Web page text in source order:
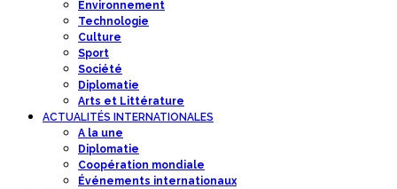
Environnement
Technologie
Culture
Sport
Société
Diplomatie
Arts et Littérature
ACTUALITÉS INTERNATIONALES
A la une
Diplomatie
Coopération mondiale
Événements internationaux